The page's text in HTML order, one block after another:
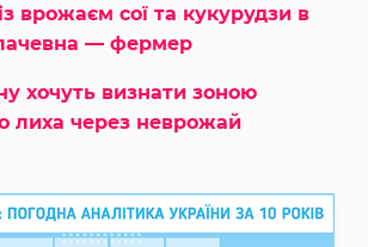
врожаєм сої та кукурудзи в
— фермер
хочуть визнати зоною
лиха через неврожай